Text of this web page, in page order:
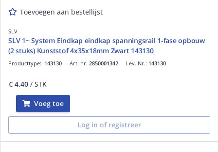
Toevoegen aan bestellijst
SLV
SLV 1~ System Eindkap eindkap spanningsrail 1-fase opbouw
(2 stuks) Kunststof 4x35x18mm Zwart 143130
Art. nr. 2850001342
Producttype: 143130 Lev. Nr.: 143130
€ 4,40 / STK
Voeg toe
Log in of registreer